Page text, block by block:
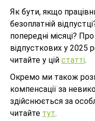
Як бути, якщо
безоплатній
попередні місяці?
відпусткових у 2025
читайте у цій статті.
Окремо ми також
компенсації за
здійснюється за
читайте тут.